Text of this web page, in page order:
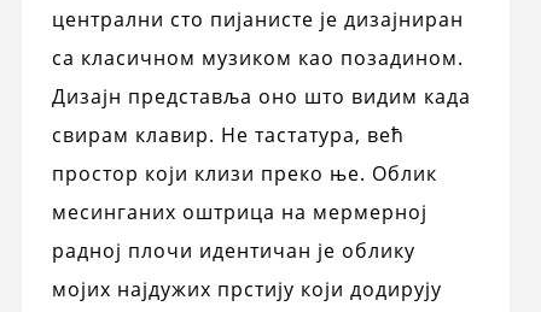
централни сто пијанисте је дизајниран
са класичном музиком као позадином.
Дизајн представља оно што видим када
свирам клавир. Не тастатура, већ
простор који клизи преко ње. Облик
месинганих оштрица на мермерној
радној плочи идентичан је облику
мојих најдужих прстију који додирују